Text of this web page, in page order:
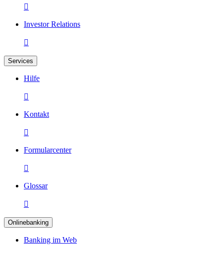

Investor Relations

Services
Hilfe

Kontakt

Formularcenter

Glossar

Onlinebanking
Banking im Web